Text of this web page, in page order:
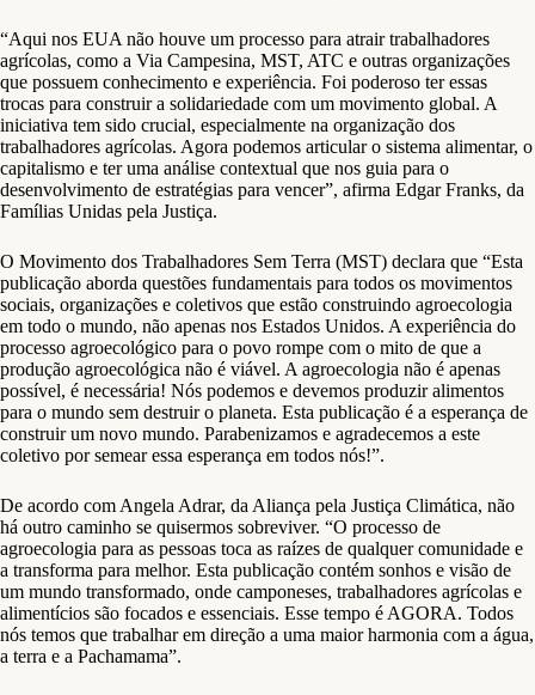
“Aqui nos EUA não houve um processo para atrair trabalhadores
agrícolas, como a Via Campesina, MST, ATC e outras organizações
que possuem conhecimento e experiência. Foi poderoso ter essas
trocas para construir a solidariedade com um movimento global. A
iniciativa tem sido crucial, especialmente na organização dos
trabalhadores agrícolas. Agora podemos articular o sistema alimentar, o
capitalismo e ter uma análise contextual que nos guia para o
desenvolvimento de estratégias para vencer”, afirma Edgar Franks, da
Famílias Unidas pela Justiça.
O Movimento dos Trabalhadores Sem Terra (MST) declara que “Esta
publicação aborda questões fundamentais para todos os movimentos
sociais, organizações e coletivos que estão construindo agroecologia
em todo o mundo, não apenas nos Estados Unidos. A experiência do
processo agroecológico para o povo rompe com o mito de que a
produção agroecológica não é viável. A agroecologia não é apenas
possível, é necessária! Nós podemos e devemos produzir alimentos
para o mundo sem destruir o planeta. Esta publicação é a esperança de
construir um novo mundo. Parabenizamos e agradecemos a este
coletivo por semear essa esperança em todos nós!”.
De acordo com Angela Adrar, da Aliança pela Justiça Climática, não
há outro caminho se quisermos sobreviver. “O processo de
agroecologia para as pessoas toca as raízes de qualquer comunidade e
a transforma para melhor. Esta publicação contém sonhos e visão de
um mundo transformado, onde camponeses, trabalhadores agrícolas e
alimentícios são focados e essenciais. Esse tempo é AGORA. Todos
nós temos que trabalhar em direção a uma maior harmonia com a água,
a terra e a Pachamama”.